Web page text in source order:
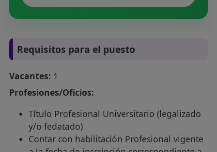
Requisitos para el puesto
Vacantes: 1
Profesiones/Oficios:
Título Profesional Universitario (legalizado
y/o fedatado)
Contar con habilitación Profesional vigente